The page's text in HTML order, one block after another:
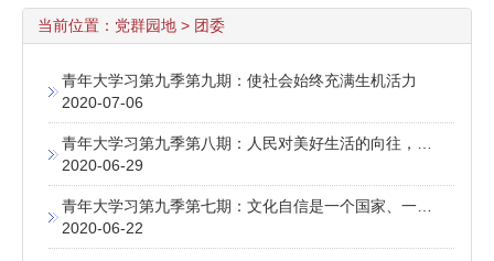
当前位置： 党群园地 > 团委
青年大学习第九季第九期：使社会始终充满生机活力
2020-07-06
2020-06-29
2020-06-22